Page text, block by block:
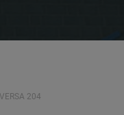
VERSA 204